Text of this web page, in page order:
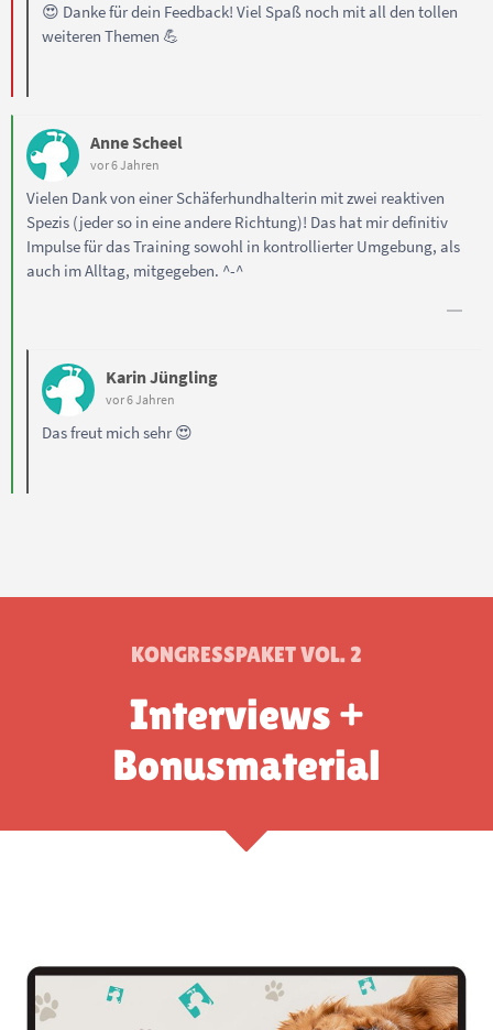
😍 Danke für dein Feedback! Viel Spaß noch mit all den tollen
weiteren Themen 💪
Anne Scheel
vor 6 Jahren
Vielen Dank von einer Schäferhundhalterin mit zwei reaktiven
Spezis (jeder so in eine andere Richtung)! Das hat mir definitiv
Impulse für das Training sowohl in kontrollierter Umgebung, als
auch im Alltag, mitgegeben. ^-^
Karin Jüngling
vor 6 Jahren
Das freut mich sehr 😍
KONGRESSPAKET VOL. 2
Interviews +
Bonusmaterial